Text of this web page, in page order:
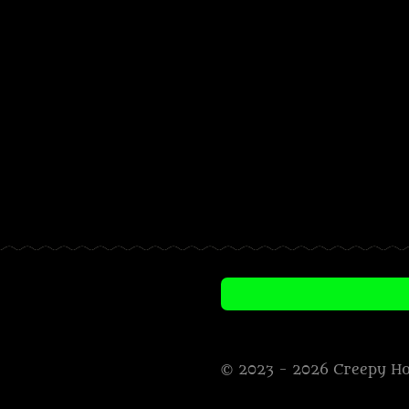
© 2023 - 2026 Creepy